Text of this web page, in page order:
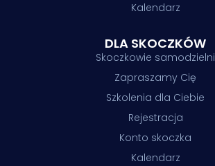
Kalendarz
DLA SKOCZKÓW
Skoczkowie samodzielni
Zapraszamy Cię
Szkolenia dla Ciebie
Rejestracja
Konto skoczka
Kalendarz